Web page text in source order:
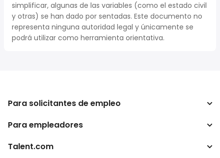
simplificar, algunas de las variables (como el estado civil
y otras) se han dado por sentadas. Este documento no
representa ninguna autoridad legal y únicamente se
podrá utilizar como herramienta orientativa.
Para solicitantes de empleo
Buscador de trabajo
Para empleadores
Empresa
Talent.com